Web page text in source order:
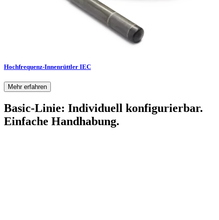
Hochfrequenz-Innenrüttler IEC
Mehr erfahren
Basic-Linie: Individuell konfigurierbar.
Einfache Handhabung.